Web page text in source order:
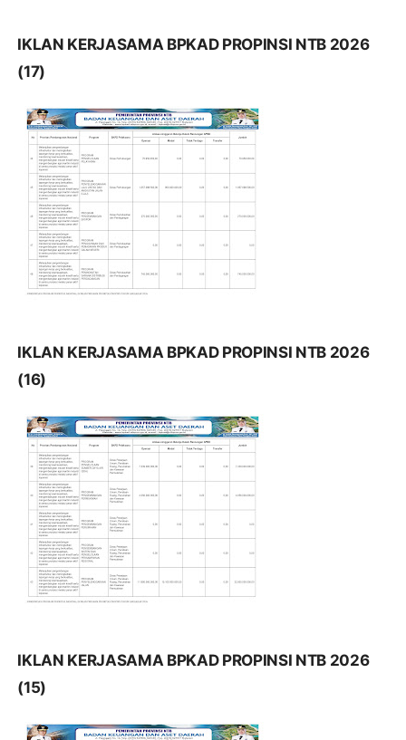
IKLAN KERJASAMA BPKAD PROPINSI NTB 2026
(17)
IKLAN KERJASAMA BPKAD PROPINSI NTB 2026
(16)
IKLAN KERJASAMA BPKAD PROPINSI NTB 2026
(15)